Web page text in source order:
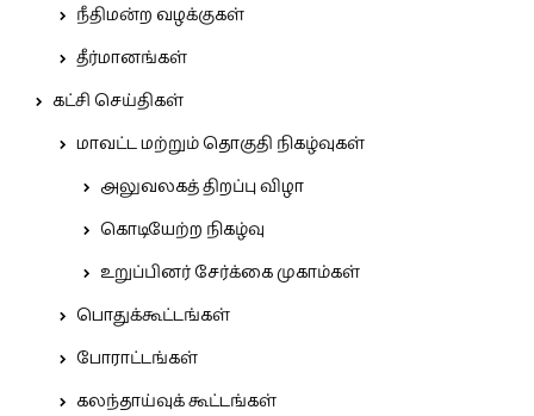
நீதிமன்ற வழக்குகள்
தீர்மானங்கள்
கட்சி செய்திகள்
மாவட்ட மற்றும் தொகுதி நிகழ்வுகள்
அலுவலகத் திறப்பு விழா
கொடியேற்ற நிகழ்வு
உறுப்பினர் சேர்க்கை முகாம்கள்
பொதுக்கூட்டங்கள்
போராட்டங்கள்
கலந்தாய்வுக் கூட்டங்கள்